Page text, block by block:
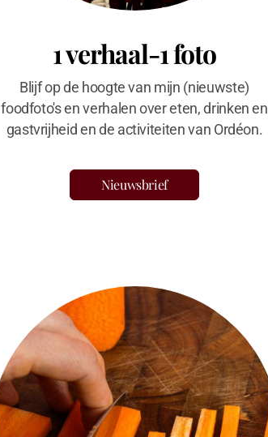
1 verhaal-1 foto
Blijf op de hoogte van mijn (nieuwste)
foodfoto's en verhalen over eten, drinken en
gastvrijheid en de activiteiten van Ordéon.
Nieuwsbrief